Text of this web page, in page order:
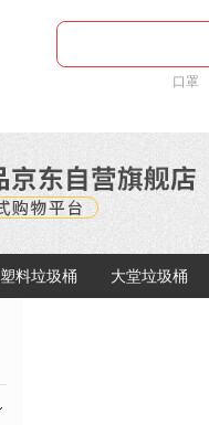
口罩
塑料垃圾桶 大堂垃圾桶